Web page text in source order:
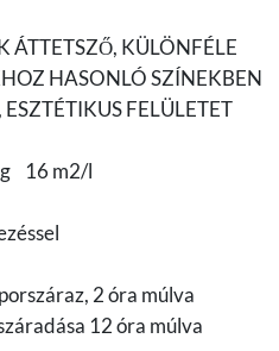
ÁTTETSZŐ, KÜLÖNFÉLE
HASONLÓ SZÍNEKBEN
ESZTÉTIKUS FELÜLETET
16 m2/l
2 óra múlva
12 óra múlva